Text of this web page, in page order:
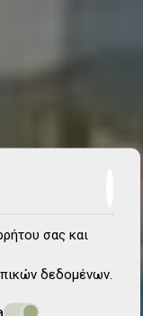
σας και
δεδομένων